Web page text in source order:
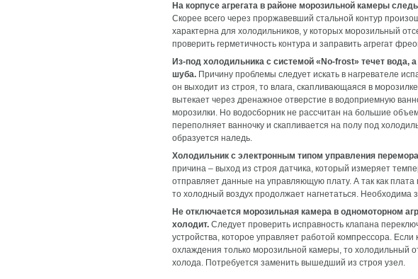
На корпусе агрегата в районе морозильной камеры
Скорее всего через проржавевший стальной контур
характерна для холодильников, у которых морозильный
проверить герметичность контура и заправить агрегат
Из-под холодильника с системой «No-frost» течет вода,
шуба. Причину проблемы следует искать в нагревателе
он выходит из строя, то влага, скапливающаяся в
вытекает через дренажное отверстие в водоприемную
морозилки. Но водосборник не рассчитан на большие
переполняет ванночку и скапливается на полу под
образуется наледь.
Холодильник с электронным типом управления
причина – выход из строя датчика, который измеряет
отправляет данные на управляющую плату. А так как
то холодный воздух продолжает нагнетаться. Необходима
Не отключается морозильная камера в одномоторном
холодит. Следует проверить исправность клапана
устройства, которое управляет работой компрессора.
охлаждения только морозильной камеры, то холодильный
холода. Потребуется заменить вышедший из строя узел.